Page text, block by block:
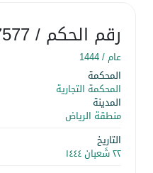
رقم الحكم/ 4430207577
عام /1444
المحكمة
المحكمة التجارية
المدينة
منطقة الرياض
التاريخ
٢٢ شَعبان ١٤٤٤